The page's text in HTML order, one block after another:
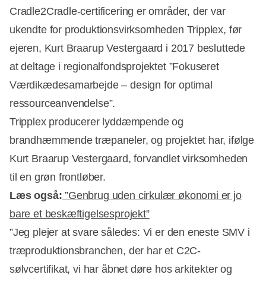
Cradle2Cradle-certificering er områder, der var
ukendte for produktionsvirksomheden Tripplex, før
ejeren, Kurt Braarup Vestergaard i 2017 besluttede
at deltage i regionalfondsprojektet ”Fokuseret
Værdikædesamarbejde – design for optimal
ressourceanvendelse”.
Tripplex producerer lyddæmpende og
brandhæmmende træpaneler, og projektet har, ifølge
Kurt Braarup Vestergaard, forvandlet virksomheden
til en grøn frontløber.
Annonce
Læs også: ”Genbrug uden cirkulær økonomi er jo
bare et beskæftigelsesprojekt”
”Jeg plejer at svare således: Vi er den eneste SMV i
træproduktionsbranchen, der har et C2C-
sølvcertifikat, vi har åbnet døre hos arkitekter og